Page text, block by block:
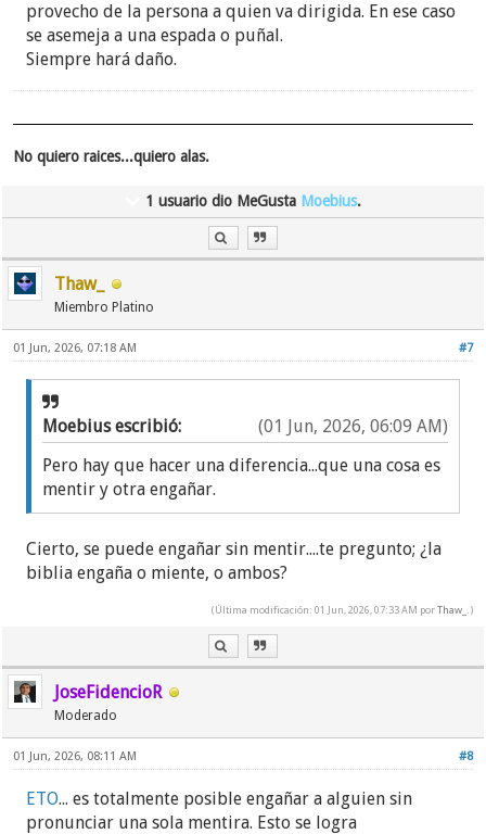
provecho de la persona a quien va dirigida. En ese caso
se asemeja a una espada o puñal.
Siempre hará daño.
No quiero raices...quiero alas.
1 usuario dio MeGusta Moebius.
Thaw_
Miembro Platino
#7
01 Jun, 2026, 07:18 AM
(01 Jun, 2026, 06:09 AM)
Moebius escribió:
Pero hay que hacer una diferencia...que una cosa es
mentir y otra engañar.
Cierto, se puede engañar sin mentir....te pregunto; ¿la
biblia engaña o miente, o ambos?
(Última modificación: 01 Jun, 2026, 07:33 AM porThaw_ .)
JoseFidencioR
Moderado
#8
01 Jun, 2026, 08:11 AM
ETO... es totalmente posible engañar a alguien sin
pronunciar una sola mentira. Esto se logra